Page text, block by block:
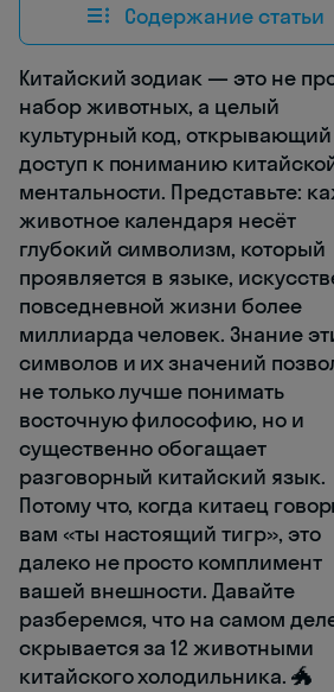
Содержание статьи
Китайский зодиак — это не
набор животных, а целый
культурный код, открывающий
доступ к пониманию
ментальности. Представьте:
животное календаря несёт
глубокий символизм, который
проявляется в языке,
повседневной жизни более
миллиарда человек. Знание
символов и их значений
не только лучше понимать
восточную философию, но и
существенно обогащает
разговорный китайский язык.
Потому что, когда китаец
вам «ты настоящий тигр», это
далеко не просто комплимент
вашей внешности. Давайте
разберемся, что на самом
скрывается за 12 животными
китайского холодильника. 🐲